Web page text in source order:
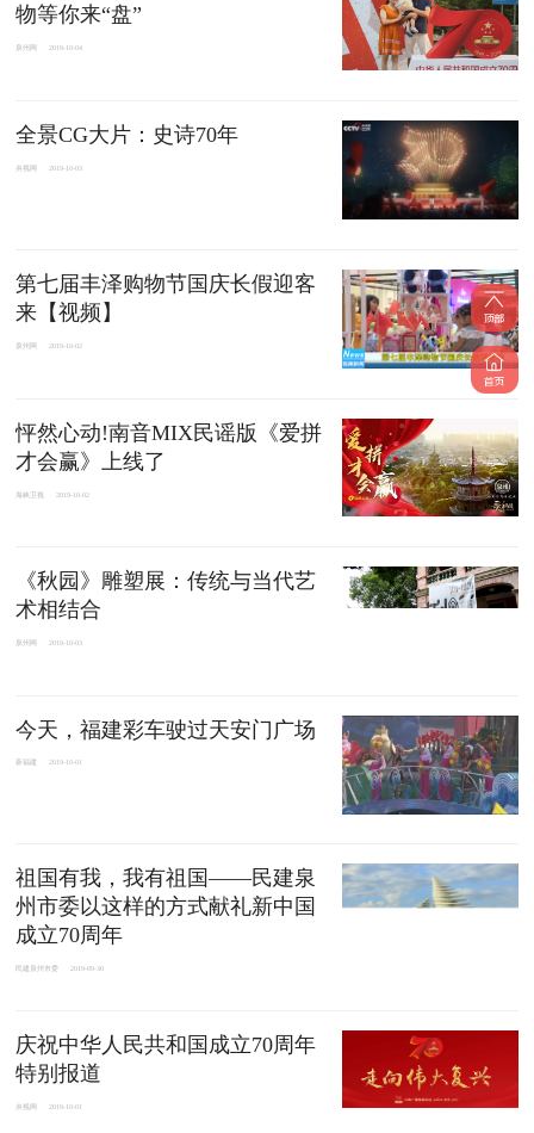
物等你来“盘”
泉州网 2019-10-04
全景CG大片：史诗70年
央视网 2019-10-03
第七届丰泽购物节国庆长假迎客
来【视频】
泉州网 2019-10-02
怦然心动!南音MIX民谣版《爱拼
才会赢》上线了
海峡卫视 2019-10-02
《秋园》雕塑展：传统与当代艺
术相结合
泉州网 2019-10-03
今天，福建彩车驶过天安门广场
新福建 2019-10-01
祖国有我，我有祖国——民建泉
州市委以这样的方式献礼新中国
成立70周年
民建泉州市委 2019-09-30
庆祝中华人民共和国成立70周年
特别报道
央视网 2019-10-01